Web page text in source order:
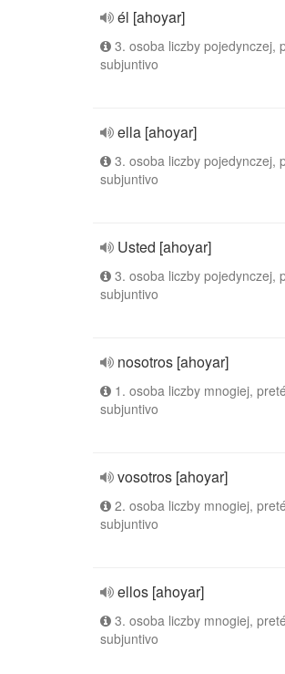
él [ahoyar]
3. osoba liczby pojedynczej,
subjuntivo
ella [ahoyar]
3. osoba liczby pojedynczej,
subjuntivo
Usted [ahoyar]
3. osoba liczby pojedynczej,
subjuntivo
nosotros [ahoyar]
1. osoba liczby mnogiej,
subjuntivo
vosotros [ahoyar]
2. osoba liczby mnogiej,
subjuntivo
ellos [ahoyar]
3. osoba liczby mnogiej,
subjuntivo